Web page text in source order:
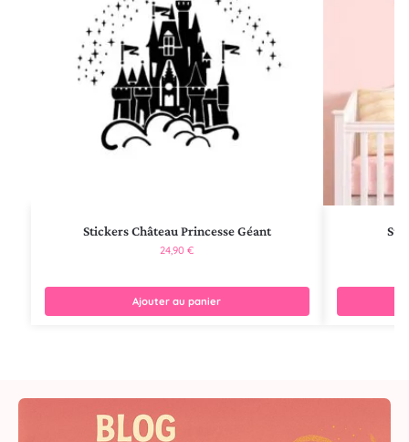
Stickers Château Princesse Géant
24,90€
Ajouter au panier